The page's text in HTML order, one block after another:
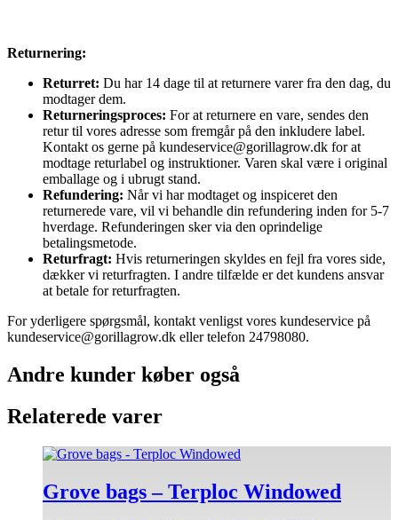
Returnering:
Returret: Du har 14 dage til at returnere varer fra den dag, du
modtager dem.
Returneringsproces: For at returnere en vare, sendes den
retur til vores adresse som fremgår på den inkludere label.
Kontakt os gerne på kundeservice@gorillagrow.dk for at
modtage returlabel og instruktioner. Varen skal være i original
emballage og i ubrugt stand.
Refundering: Når vi har modtaget og inspiceret den
returnerede vare, vil vi behandle din refundering inden for 5-7
hverdage. Refunderingen sker via den oprindelige
betalingsmetode.
Returfragt: Hvis returneringen skyldes en fejl fra vores side,
dækker vi returfragten. I andre tilfælde er det kundens ansvar
at betale for returfragten.
For yderligere spørgsmål, kontakt venligst vores kundeservice på
kundeservice@gorillagrow.dk eller telefon 24798080.
Andre kunder køber også
Relaterede varer
Grove bags – Terploc Windowed